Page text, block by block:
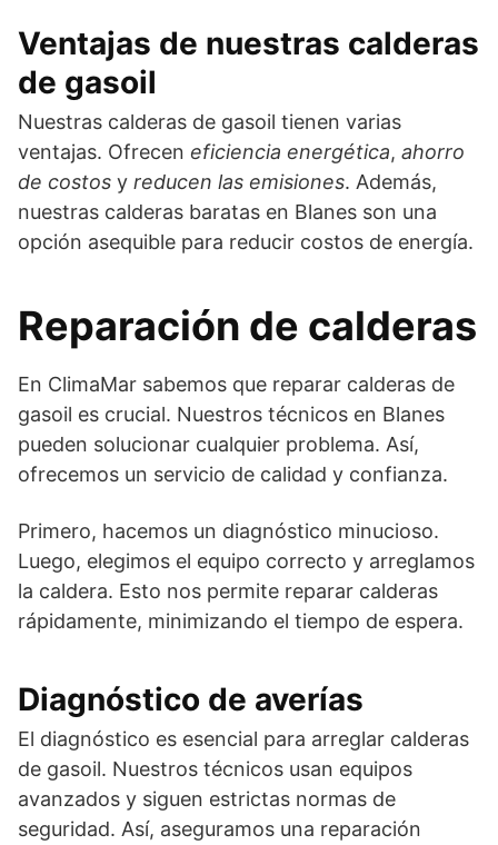
Ventajas de nuestras calderas
de gasoil
Nuestras calderas de gasoil tienen varias
ventajas. Ofrecen eficiencia energética, ahorro
de costos y reducen las emisiones. Además,
nuestras calderas baratas en Blanes son una
opción asequible para reducir costos de energía.
Reparación de calderas
En ClimaMar sabemos que reparar calderas de
gasoil es crucial. Nuestros técnicos en Blanes
pueden solucionar cualquier problema. Así,
ofrecemos un servicio de calidad y confianza.
Primero, hacemos un diagnóstico minucioso.
Luego, elegimos el equipo correcto y arreglamos
la caldera. Esto nos permite reparar calderas
rápidamente, minimizando el tiempo de espera.
Diagnóstico de averías
El diagnóstico es esencial para arreglar calderas
de gasoil. Nuestros técnicos usan equipos
avanzados y siguen estrictas normas de
seguridad. Así, aseguramos una reparación